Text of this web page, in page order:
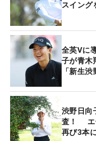
「『落ちてきたな、
自分のところまで落
た。（4打目も）ま
て。難しかった」。
う」と思った一打が
ップイン。まるでイ
声がこだました。さ
ンを盛り上げること
め、今年の公式戦自
た。「ラッキーだっ
スイング
全英Vに
子が青木
「新生渋
渋野日向
査！ エ
再び3本